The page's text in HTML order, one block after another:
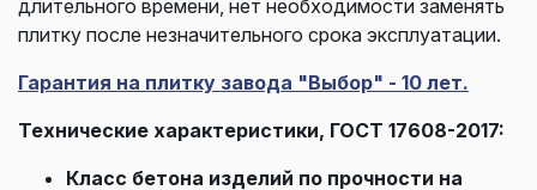
длительного времени, нет необходимости заменять
плитку после незначительного срока эксплуатации.
Гарантия на плитку завода "Выбор" - 10 лет.
Технические характеристики, ГОСТ 17608-2017:
Класс бетона изделий по прочности на